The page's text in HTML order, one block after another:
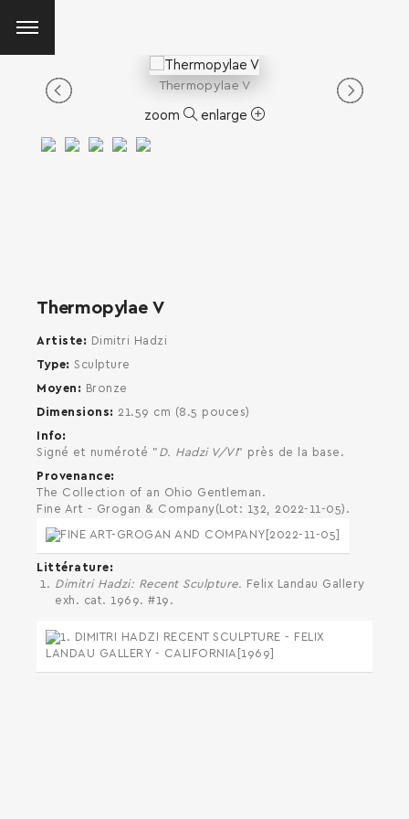
Thermopylae V
zoom enlarge
Thermopylae V
Artiste
Dimitri Hadzi
Type
Sculpture
Moyen
Bronze
Dimensions
21.59 cm (8.5 pouces)
Info
Signé et numéroté " D. Hadzi V/VI" près de la base.
Provenance
The Collection of an Ohio Gentleman.
Fine Art - Grogan & Company(Lot: 132, 2022-11-05).
Littérature
Dimitri Hadzi: Recent Sculpture.
Felix Landau Gallery
exh. cat. 1969. #19.